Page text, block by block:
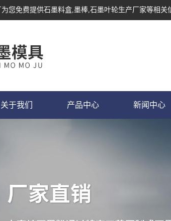
您免费提供石墨料盒,墨棒,石墨叶轮生产厂家等相关
关于我们 产品中心 新闻中心